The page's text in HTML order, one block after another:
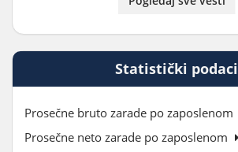
Statistički podaci
Prosečne bruto zarade po zaposlenom
Prosečne neto zarade po zaposlenom